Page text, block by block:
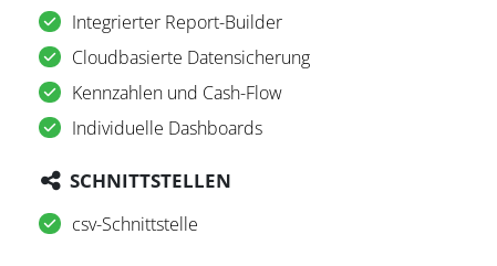
Integrierter Report-Builder
Cloudbasierte Datensicherung
Kennzahlen und Cash-Flow
Individuelle Dashboards
SCHNITTSTELLEN
csv-Schnittstelle